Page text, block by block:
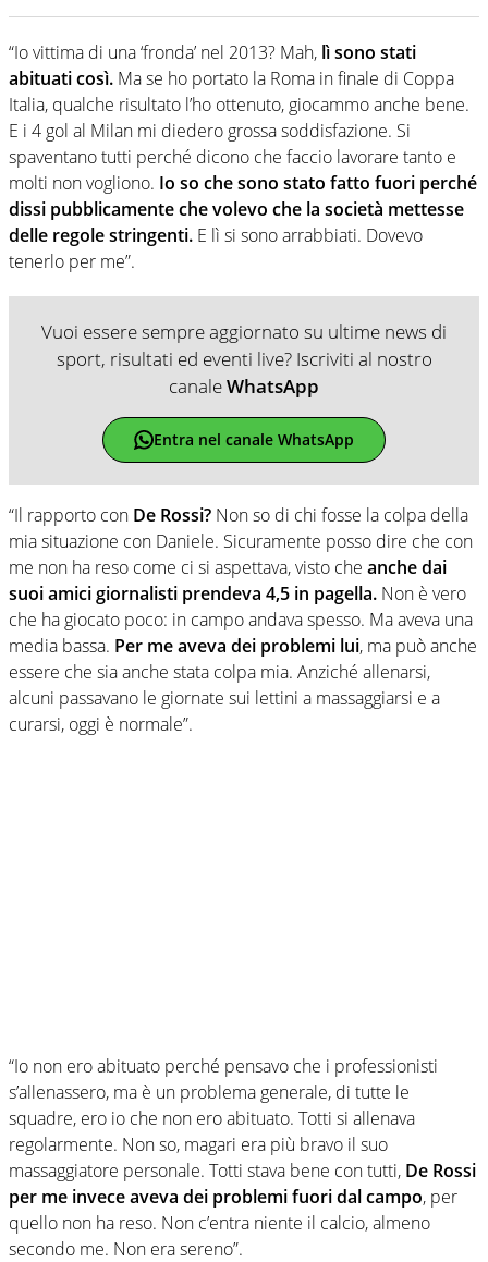
“Io vittima di una ‘fronda’ nel 2013? Mah, lì sono stati
abituati così. Ma se ho portato la Roma in finale di Coppa
Italia, qualche risultato l’ho ottenuto, giocammo anche bene.
E i 4 gol al Milan mi diedero grossa soddisfazione. Si
spaventano tutti perché dicono che faccio lavorare tanto e
molti non vogliono. Io so che sono stato fatto fuori perché
dissi pubblicamente che volevo che la società mettesse
delle regole stringenti. E lì si sono arrabbiati. Dovevo
tenerlo per me”.
Vuoi essere sempre aggiornato su ultime news di
sport, risultati ed eventi live? Iscriviti al nostro
canaleWhatsApp
Entra nel canale WhatsApp
“Il rapporto con De Rossi? Non so di chi fosse la colpa della
mia situazione con Daniele. Sicuramente posso dire che con
me non ha reso come ci si aspettava, visto che anche dai
suoi amici giornalisti prendeva 4,5 in pagella. Non è vero
che ha giocato poco: in campo andava spesso. Ma aveva una
media bassa. Per me aveva dei problemi lui, ma può anche
essere che sia anche stata colpa mia. Anziché allenarsi,
alcuni passavano le giornate sui lettini a massaggiarsi e a
curarsi, oggi è normale”.
“Io non ero abituato perché pensavo che i professionisti
s’allenassero, ma è un problema generale, di tutte le
squadre, ero io che non ero abituato. Totti si allenava
regolarmente. Non so, magari era più bravo il suo
massaggiatore personale. Totti stava bene con tutti, De Rossi
per me invece aveva dei problemi fuori dal campo, per
quello non ha reso. Non c’entra niente il calcio, almeno
secondo me. Non era sereno”.